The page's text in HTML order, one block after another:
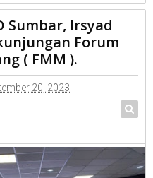
menerima kunjungan
).
Sumbar, Irsyad
Forum
( FMM ).
20, 2023